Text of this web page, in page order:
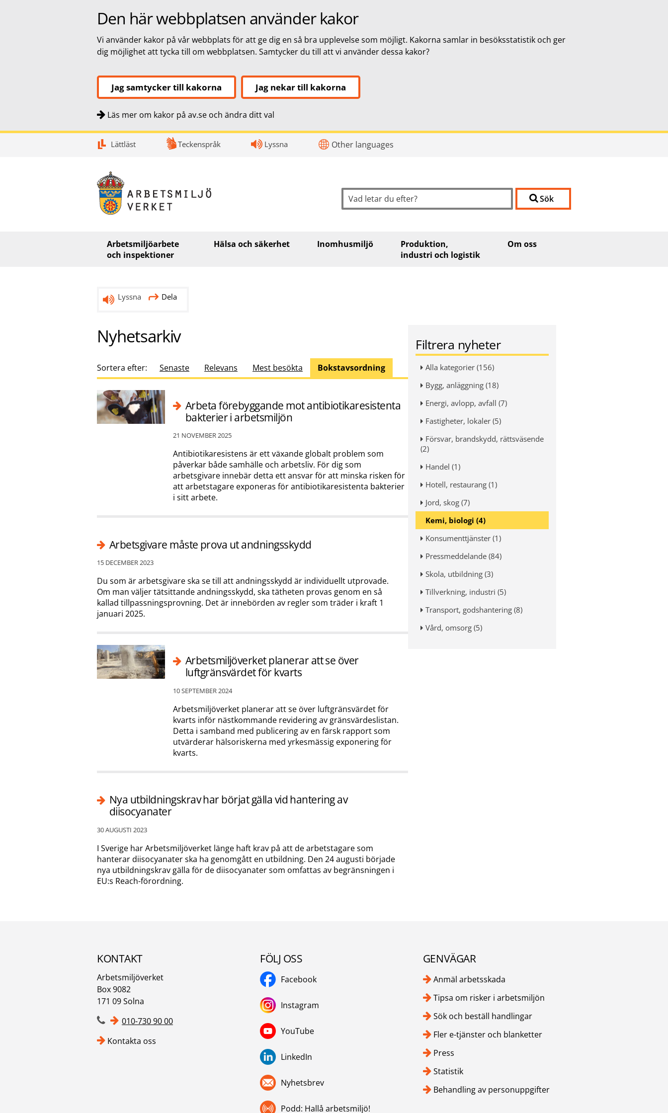
Den här webbplatsen använder kakor
Vi använder kakor på vår webbplats för att ge dig en så bra upplevelse som möjligt. Kakorna samlar in besöksstatistik och ger
dig möjlighet att tycka till om webbplatsen. Samtycker du till att vi använder dessa kakor?
Jag samtycker till kakorna Jag nekar till kakorna
Läs mer om kakor på av.se och ändra ditt val
Lättläst Teckenspråk Lyssna Other languages
Sök Sök
Arbetsmiljöarbete
och inspektioner
Hälsa och säkerhet Inomhusmiljö
Produktion,
industri och logistik
Om oss
Lyssna Dela
Nyhetsarkiv
Sortera efter: Senaste Relevans Mest besökta Bokstavsordning
Arbeta förebyggande mot antibiotikaresistenta
bakterier i arbetsmiljön
21 NOVEMBER 2025
Antibiotikaresistens är ett växande globalt problem som
påverkar både samhälle och arbetsliv. För dig som
arbetsgivare innebär detta ett ansvar för att minska risken för
att arbetstagare exponeras för antibiotikaresistenta bakterier
i sitt arbete.
Arbetsgivare måste prova ut andningsskydd
15 DECEMBER 2023
Du som är arbetsgivare ska se till att andningsskydd är individuellt utprovade.
Om man väljer tätsittande andningsskydd, ska tätheten provas genom en så
kallad tillpassningsprovning. Det är innebörden av regler som träder i kraft 1
januari 2025.
Arbetsmiljöverket planerar att se över
luftgränsvärdet för kvarts
10 SEPTEMBER 2024
Arbetsmiljöverket planerar att se över luftgränsvärdet för
kvarts inför nästkommande revidering av gränsvärdeslistan.
Detta i samband med publicering av en färsk rapport som
utvärderar hälsoriskerna med yrkesmässig exponering för
kvarts.
Nya utbildningskrav har börjat gälla vid hantering av
diisocyanater
30 AUGUSTI 2023
I Sverige har Arbetsmiljöverket länge haft krav på att de arbetstagare som
hanterar diisocyanater ska ha genomgått en utbildning. Den 24 augusti började
nya utbildningskrav gälla för de diisocyanater som omfattas av begränsningen i
EU:s Reach-förordning.
Filtrera nyheter
Alla kategorier (156)
Bygg, anläggning (18)
Energi, avlopp, avfall (7)
Fastigheter, lokaler (5)
Försvar, brandskydd, rättsväsende
(2)
Handel (1)
Hotell, restaurang (1)
Jord, skog (7)
Kemi, biologi (4)
Konsumenttjänster (1)
Pressmeddelande (84)
Skola, utbildning (3)
Tillverkning, industri (5)
Transport, godshantering (8)
Vård, omsorg (5)
KONTAKT
Arbetsmiljöverket
Box 9082
171 09 Solna
010-730 90 00
Kontakta oss
FÖLJ OSS
Facebook
Instagram
YouTube
LinkedIn
Nyhetsbrev
Podd: Hallå arbetsmiljö!
GENVÄGAR
Anmäl arbetsskada
Tipsa om risker i arbetsmiljön
Sök och beställ handlingar
Fler e-tjänster och blanketter
Press
Statistik
Behandling av personuppgifter